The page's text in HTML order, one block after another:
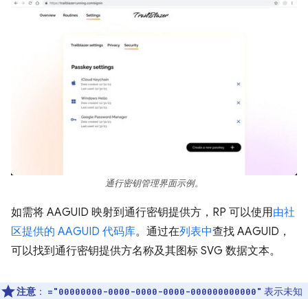
通行密钥管理界面示例。
如需将 AAGUID 映射到通行密钥提供方，RP 可以使用由社
区提供的 AAGUID 代码库。通过在列表中查找 AAGUID，
可以找到通行密钥提供方名称及其图标 SVG 数据文本。
注意 ： ="00000000-0000-0000-0000-000000000000" 表示未知